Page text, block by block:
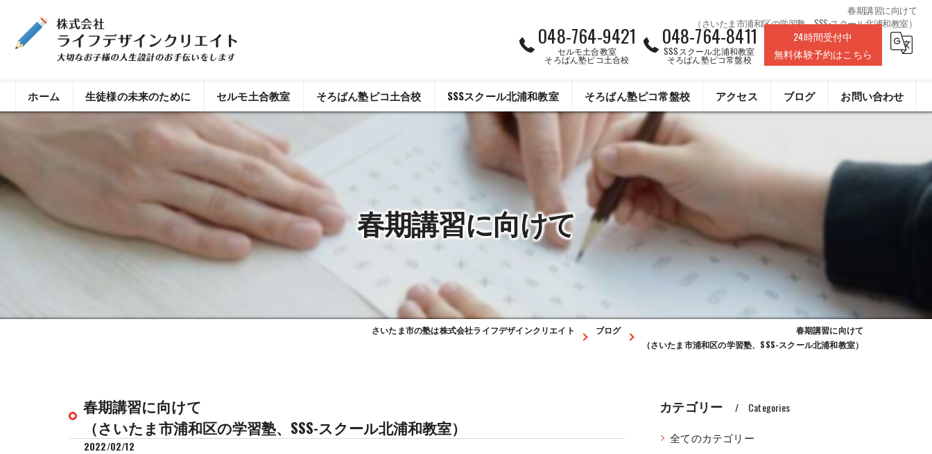
春期講習に向けて
（さいたま市浦和区の学習塾、SSS-スクール北浦和教室）
048-764-9421
セルモ土合教室
そろばん塾ピコ土合校
048-764-8411
SSSスクール北浦和教室
そろばん塾ピコ常盤校
24時間受付中
無料体験予約はこちら
ホーム 生徒様の未来のために セルモ土合教室 そろばん塾ピコ土合校 SSSスクール北浦和教室 そろばん塾ピコ常盤校 アクセス
株式会社ライフデザインクリエイト
ブログ お問い合わせ
春期講習に向けて
さいたま市の塾は株式会社ライフデザインクリエイト ブログ
春期講習に向けて
（さいたま市浦和区の学習塾、SSS-スクール北浦和教室）
春期講習に向けて
（さいたま市浦和区の学習塾、SSS-スクール北浦和教室）
2022/02/12
カテゴリー Categories
全てのカテゴリー